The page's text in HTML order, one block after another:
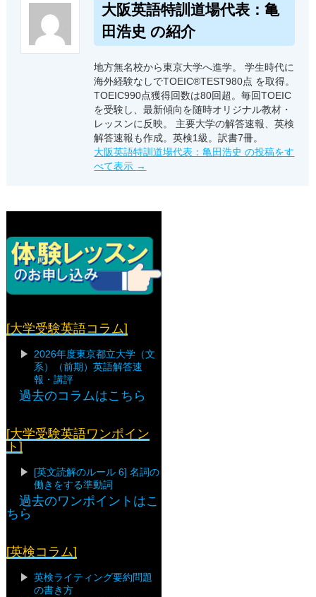
大阪英語特訓道場代表：亀
田浩史 の紹介
地方無名校から東京大学へ進学。 学生時代に
海外経験なしでTOEIC®TEST980点 を取得。
TOEIC990点獲得回数は80回超。毎回TOEIC
を受験し、最新傾向を随時オリジナル教材・
レッスンに反映。 主要大学の解答速報、英検
解答速報も作成。英検1級。訳書7冊。
大阪英語特訓道場代表：亀田浩史 の投稿をす
べて表示 →
[大学受験英語コラム]
2026年度東京都立大学（文
系）（前期）英語解答速
報・講評
過去のコラムはこちら
[大学受験英語ワンポイン
ト]
[英文読解のルール 6] 名詞の
働きをする準動詞
過去のワンポイントはこ
ちら
[英検コラム]
英検ライティング要約問題
の書き方